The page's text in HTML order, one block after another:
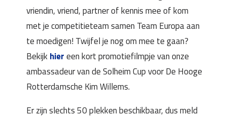
vriendin, vriend, partner of kennis mee of kom
met je competitieteam samen Team Europa aan
te moedigen! Twijfel je nog om mee te gaan?
Bekijkhiereen kort promotiefilmpje van onze
ambassadeur van de Solheim Cup voor De Hooge
Rotterdamsche Kim Willems.
Er zijn slechts 50 plekken beschikbaar, dus meld